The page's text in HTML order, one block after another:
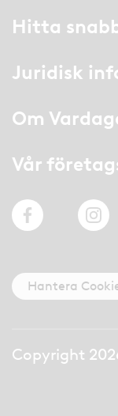
Hitta
Juridisk
Om
Vår
Facebook
Hantera
Copyright